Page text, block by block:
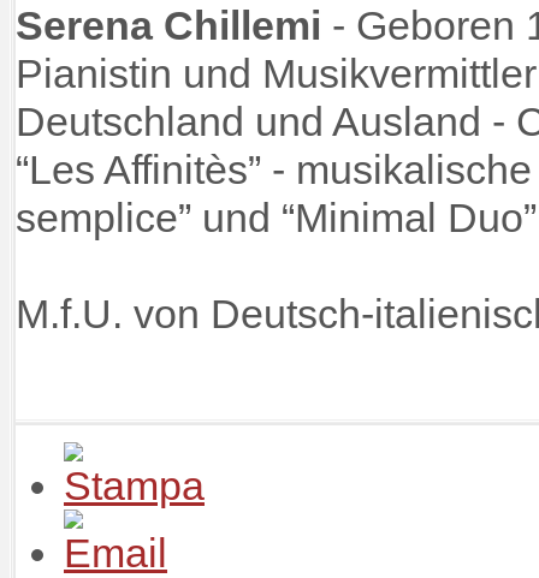
Serena Chillemi - Geboren
Pianistin und
Deutschland und Ausland -
“Les Affinitès” -
semplice” und “Minimal
M.f.U. von Deutsch-